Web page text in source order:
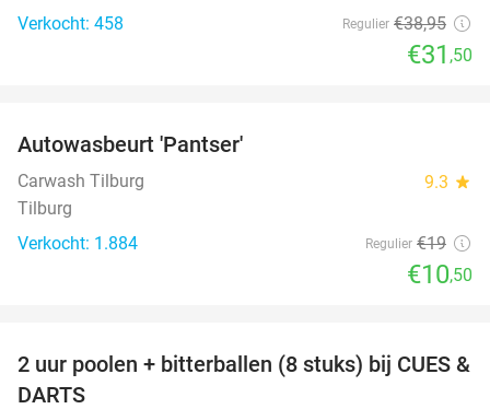
Verkocht: 458
Regulier €38,95
€31 ,50
Autowasbeurt 'Pantser'
Carwash Tilburg 9.3 star
Tilburg
Verkocht: 1.884
Regulier €19
€10,50
50%
2 uur poolen + bitterballen (8 stuks) bij CUES &
DARTS